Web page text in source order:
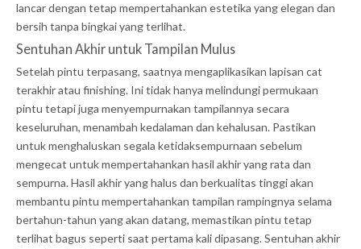
lancar dengan tetap mempertahankan estetika yang elegan dan
bersih tanpa bingkai yang terlihat.
Sentuhan Akhir untuk Tampilan Mulus
Setelah pintu terpasang, saatnya mengaplikasikan lapisan cat
terakhir atau finishing. Ini tidak hanya melindungi permukaan
pintu tetapi juga menyempurnakan tampilannya secara
keseluruhan, menambah kedalaman dan kehalusan. Pastikan
untuk menghaluskan segala ketidaksempurnaan sebelum
mengecat untuk mempertahankan hasil akhir yang rata dan
sempurna. Hasil akhir yang halus dan berkualitas tinggi akan
membantu pintu mempertahankan tampilan rampingnya selama
bertahun-tahun yang akan datang, memastikan pintu tetap
terlihat bagus seperti saat pertama kali dipasang. Sentuhan akhir